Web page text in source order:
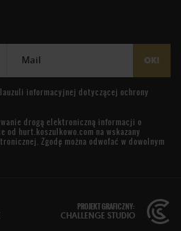
Mail OK!
informacyjnej dotyczącej ochrony
drogą elektroniczną informacji o
od hurt.koszulkowo.com na wskazany
Zgodę można odwołać w dowolnym
PROJEKT GRAFICZNY:
CHALLENGE STUDIO